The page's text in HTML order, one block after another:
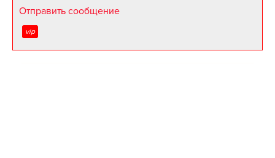
Отправить сообщение